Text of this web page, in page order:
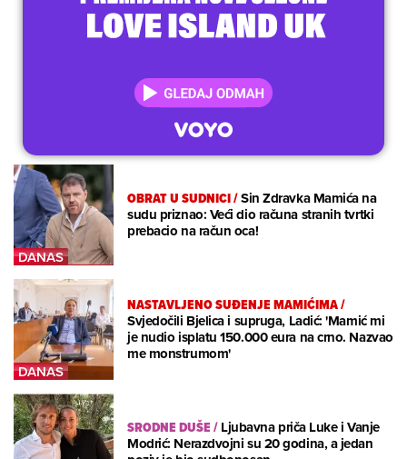
OBRAT U SUDNICI/Sin Zdravka Mamića na
sudu priznao: Veći dio računa stranih tvrtki
prebacio na račun oca!
NASTAVLJENO SUĐENJE MAMIĆIMA/
Svjedočili Bjelica i supruga, Ladić: 'Mamić mi
je nudio isplatu 150.000 eura na crno. Nazvao
me monstrumom'
SRODNE DUŠE/Ljubavna priča Luke i Vanje
Modrić: Nerazdvojni su 20 godina, a jedan